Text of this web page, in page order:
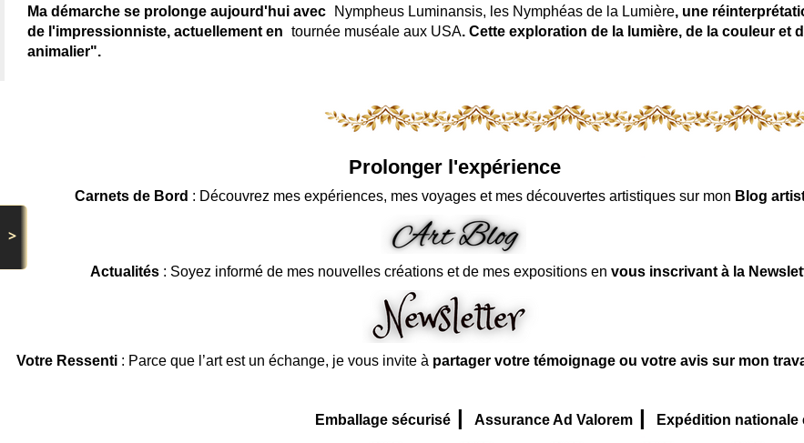
>
Ma démarche se prolonge aujourd'hui avec
Nympheus Luminansis, les Nymphéas de la Lumière, une
de l'impressionniste, actuellement en tournée muséale aux USA. Cette exploration de la lumière, de la couleur
animalier".
Prolonger l'expérience
Carnets de Bord : Découvrez mes expériences, mes voyages et mes découvertes artistiques sur mon Blog
Actualités: Soyez informé de mes nouvelles créations et de mes expositions en vous inscrivant à la
Votre Ressenti: Parce que l’art est un échange, je vous invite à partager votre témoignage ou votre avis sur mon
Emballage sécurisé | Assurance Ad Valorem | Expédition nationale